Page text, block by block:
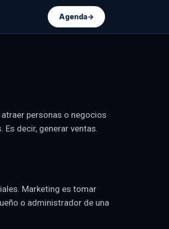
Agenda→
personas o negocios
decir, generar ventas.
Marketing es tomar
o administrador de una